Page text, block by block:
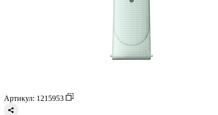
Артикул: 1215953